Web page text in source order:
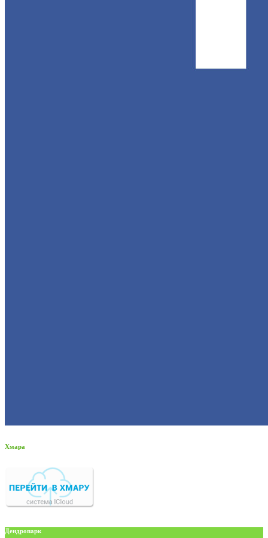
Хмара
Дендропарк